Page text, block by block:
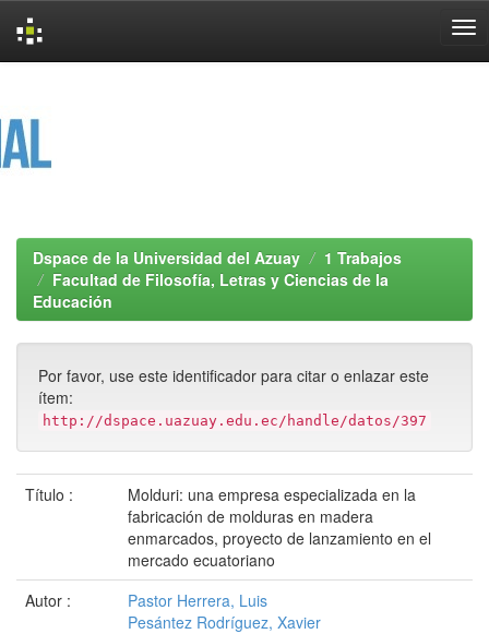
Dspace de la Universidad del Azuay
1 Trabajos
Facultad de Filosofía, Letras y Ciencias de la
Educación
Por favor, use este identificador para citar o enlazar este
ítem:
http://dspace.uazuay.edu.ec/handle/datos/397
Título :
Molduri: una empresa especializada en la
fabricación de molduras en madera
enmarcados, proyecto de lanzamiento en el
mercado ecuatoriano
Autor :
Pastor Herrera, Luis
Pesántez Rodríguez, Xavier